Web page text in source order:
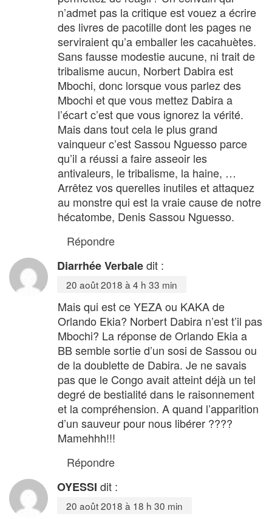
n’admet pas la critique est vouez a écrire
des livres de pacotille dont les pages ne
serviraient qu’a emballer les cacahuètes.
Sans fausse modestie aucune, ni trait de
tribalisme aucun, Norbert Dabira est
Mbochi, donc lorsque vous parlez des
Mbochi et que vous mettez Dabira a
l’écart c’est que vous ignorez la vérité.
Mais dans tout cela le plus grand
vainqueur c’est Sassou Nguesso parce
qu’il a réussi a faire asseoir les
antivaleurs, le tribalisme, la haine, …
Arrêtez vos querelles inutiles et attaquez
au monstre qui est la vraie cause de notre
hécatombe, Denis Sassou Nguesso.
Répondre
Diarrhée Verbaledit :
20 août 2018 à 4 h 33 min
Mais qui est ce YEZA ou KAKA de
Orlando Ekia? Norbert Dabira n’est t’il pas
Mbochi? La réponse de Orlando Ekia a
BB semble sortie d’un sosi de Sassou ou
de la doublette de Dabira. Je ne savais
pas que le Congo avait atteint déjà un tel
degré de bestialité dans le raisonnement
et la compréhension. A quand l’apparition
d’un sauveur pour nous libérer ????
Mamehhh!!!
Répondre
OYESSI dit :
20 août 2018 à 18 h 30 min